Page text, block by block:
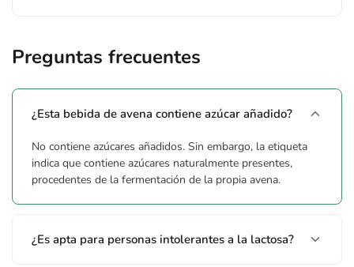
Preguntas frecuentes
¿Esta bebida de avena contiene azúcar añadido?
No contiene azúcares añadidos. Sin embargo, la etiqueta
indica que contiene azúcares naturalmente presentes,
procedentes de la fermentación de la propia avena.
¿Es apta para personas intolerantes a la lactosa?